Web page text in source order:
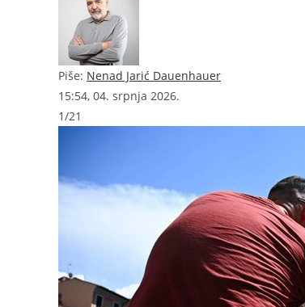
Piše: Nenad Jarić Dauenhauer
15:54, 04. srpnja 2026.
1/21